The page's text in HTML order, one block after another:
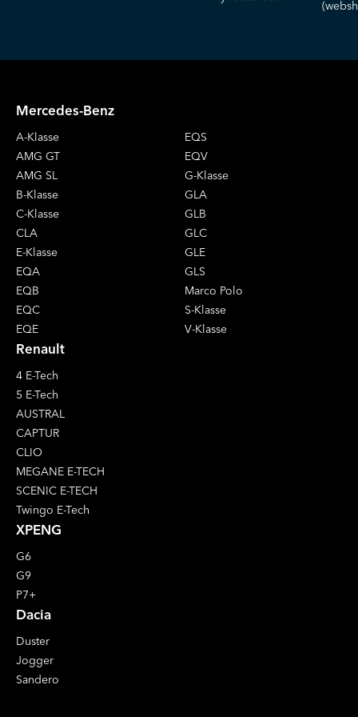
Mercedes-Benz
A-Klasse
AMG GT
AMG SL
B-Klasse
C-Klasse
CLA
E-Klasse
EQA
EQB
EQC
EQE
EQS
EQV
G-Klasse
GLA
GLB
GLC
GLE
GLS
Marco Polo
S-Klasse
V-Klasse
Renault
4 E-Tech
5 E-Tech
AUSTRAL
CAPTUR
CLIO
MEGANE E-TECH
SCENIC E-TECH
Twingo E-Tech
XPENG
G6
G9
P7+
Dacia
Duster
Jogger
Sandero